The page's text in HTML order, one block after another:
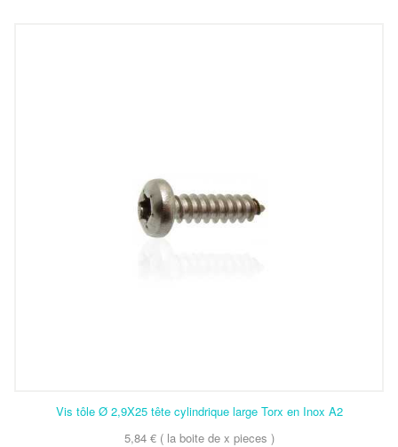
Vis tôle Ø 2,9X25 tête cylindrique large Torx en Inox A2
5,84 € ( la boite de x pieces )